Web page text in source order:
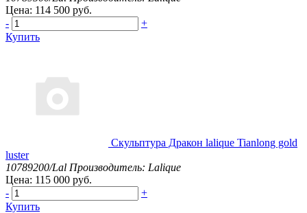
Цена: 114 500 руб.
-
+
Купить
Скульптура Дракон lalique Tianlong gold
luster
10789200/Lal Производитель: Lalique
Цена: 115 000 руб.
-
+
Купить